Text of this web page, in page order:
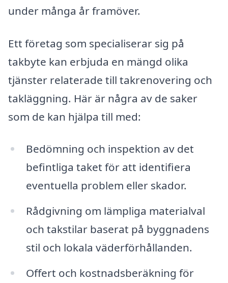
under många år framöver.
Ett företag som specialiserar sig på
takbyte kan erbjuda en mängd olika
tjänster relaterade till takrenovering och
takläggning. Här är några av de saker
som de kan hjälpa till med:
Bedömning och inspektion av det
befintliga taket för att identifiera
eventuella problem eller skador.
Rådgivning om lämpliga materialval
och takstilar baserat på byggnadens
stil och lokala väderförhållanden.
Offert och kostnadsberäkning för